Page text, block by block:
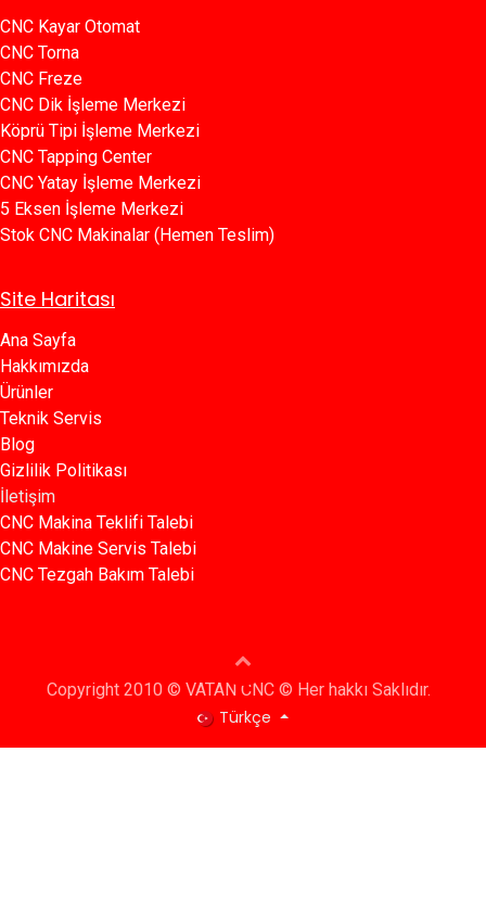
CNC Kayar Otomat
CNC Torna
CNC Freze
CNC Dik İşleme Merkezi
Köprü Tipi İşleme Merkezi
C​​NC Tapping Center
CNC Yatay İşleme Merkezi
5 Eksen İşleme Merkezi
Stok CNC Makinalar (Hemen Teslim)
Site Haritası
Ana Sayfa​​
Hakkımızda
Ürünler​
Teknik Servis
Blog​​
Gizlilik Politikası​​
İletişim
CNC Makina Teklifi Talebi
CNC Makine Servis Talebi
CNC Tezgah Bakım Talebi
Copyright 2010 © VATAN CNC © Her hakkı Saklıdır.
Türkçe